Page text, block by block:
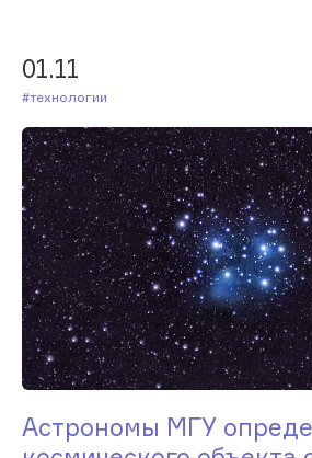
01.11
#Технологии
Астрономы МГУ